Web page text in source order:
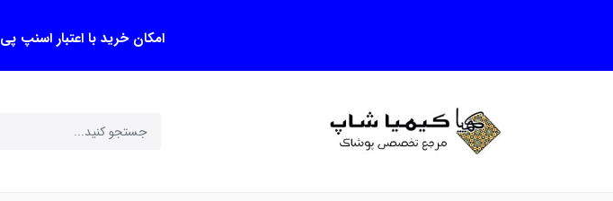
امکان خرید با اعتبار اسنپ پی